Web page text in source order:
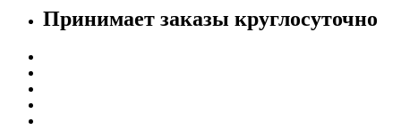
Принимает заказы круглосуточно